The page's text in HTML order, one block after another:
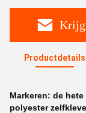
Krijg
Productdetails
Markeren: de
polyester